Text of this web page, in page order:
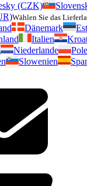
(CZK)
Wählen Sie das
Dänemark
Italien
Niederlande
Slowenien